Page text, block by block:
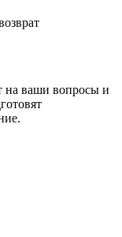
на ваши вопросы и